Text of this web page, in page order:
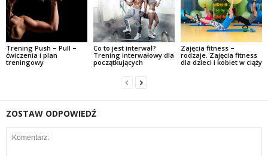
Trening Push – Pull –
ćwiczenia i plan
treningowy
Co to jest interwał?
Trening interwałowy dla
początkujących
Zajęcia fitness –
rodzaje. Zajęcia fitness
dla dzieci i kobiet w ciąży
ZOSTAW ODPOWIEDŹ